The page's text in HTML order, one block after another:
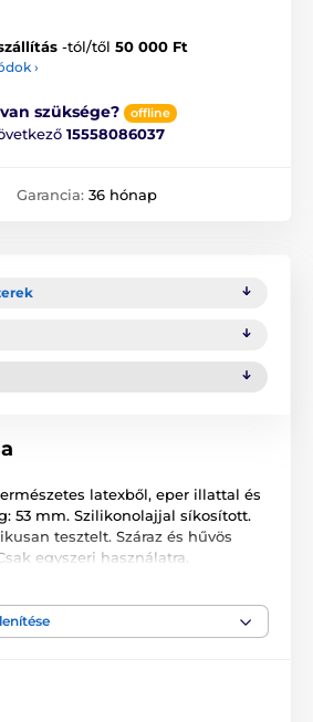
-tól/től 50 000 Ft
›
szüksége? offline
15558086037
Garancia: 36 hónap
latexből, eper illattal és
53 mm. Szilikonolajjal síkosított.
tesztelt. Száraz és hűvös
egyszeri használatra.